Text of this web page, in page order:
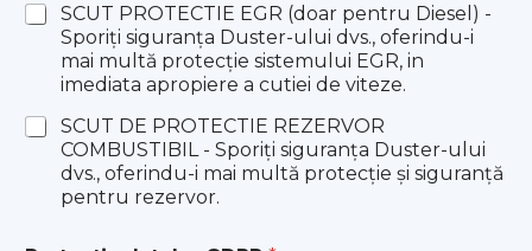
SCUT PROTECTIE EGR (doar pentru Diesel) -
Sporiţi siguranţa Duster-ului dvs., oferindu-i
mai multă protecţie sistemului EGR, in
imediata apropiere a cutiei de viteze.
SCUT DE PROTECTIE REZERVOR
COMBUSTIBIL - Sporiţi siguranţa Duster-ului
dvs., oferindu-i mai multă protecţie şi siguranţă
pentru rezervor.